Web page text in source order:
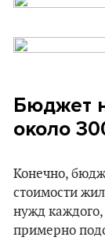
Бюджет
около
Конечно,
стоимости
нужд
примерно